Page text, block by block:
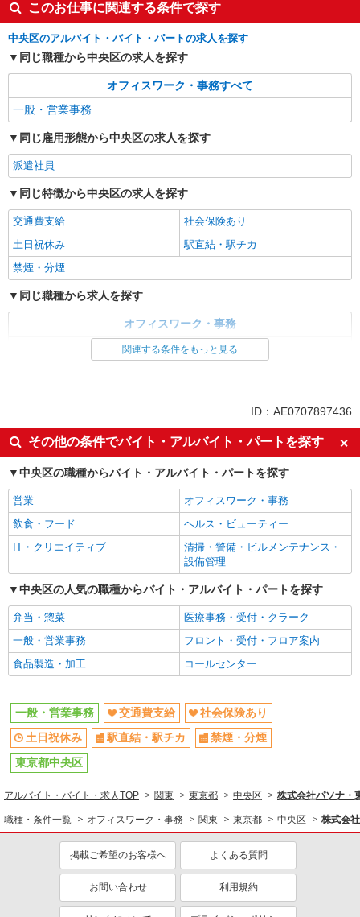
このお仕事に関連する条件で探す
中央区のアルバイト・バイト・パートの求人を探す
同じ職種から中央区の求人を探す
オフィスワーク・事務すべて
一般・営業事務
同じ雇用形態から中央区の求人を探す
派遣社員
同じ特徴から中央区の求人を探す
交通費支給
社会保険あり
土日祝休み
駅直結・駅チカ
禁煙・分煙
同じ職種から求人を探す
オフィスワーク・事務
土日祝休み
関連する条件をもっと見る
ID：AE0707897436
その他の条件でバイト・アルバイト・パートを探す
中央区の職種からバイト・アルバイト・パートを探す
営業
オフィスワーク・事務
飲食・フード
ヘルス・ビューティー
IT・クリエイティブ
清掃・警備・ビルメンテナンス・
設備管理
中央区の人気の職種からバイト・アルバイト・パートを探す
弁当・惣菜
医療事務・受付・クラーク
一般・営業事務
フロント・受付・フロア案内
食品製造・加工
コールセンター
一般・営業事務 交通費支給
社会保険あり
土日祝休み
駅直結・駅チカ
禁煙・分煙
東京都中央区
アルバイト・バイト・求人TOP 関東 東京都 中央区 株式会社パソナ・
職種・条件一覧 オフィスワーク・事務 関東 東京都 中央区 株式会
掲載ご希望のお客様へ よくある質問
お問い合わせ 利用規約